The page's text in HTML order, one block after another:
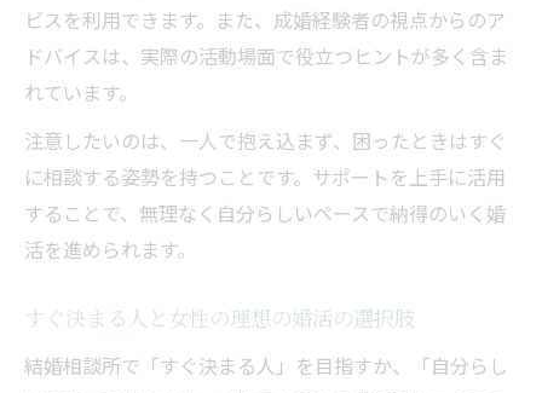
ビスを利用できます。また、成婚経験者の視点からのア
ドバイスは、実際の活動場面で役立つヒントが多く含ま
れています。
注意したいのは、一人で抱え込まず、困ったときはすぐ
に相談する姿勢を持つことです。サポートを上手に活用
することで、無理なく自分らしいペースで納得のいく婚
活を進められます。
すぐ決まる人と女性の理想の婚活の選択肢
結婚相談所で「すぐ決まる人」を目指すか、「自分らし